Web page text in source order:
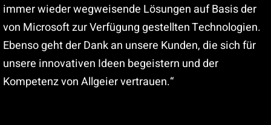
immer wieder wegweisende Lösungen auf Basis der
von Microsoft zur Verfügung gestellten Technologien.
Ebenso geht der Dank an unsere Kunden, die sich für
unsere innovativen Ideen begeistern und der
Kompetenz von Allgeier vertrauen.“